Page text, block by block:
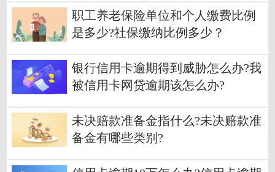
职工养老保险单位和个人缴费比例
是多少?社保缴纳比例多少？
银行信用卡逾期得到威胁怎么办?我
被信用卡网贷逾期该怎么办?
未决赔款准备金指什么?未决赔款准
备金有哪些类别?